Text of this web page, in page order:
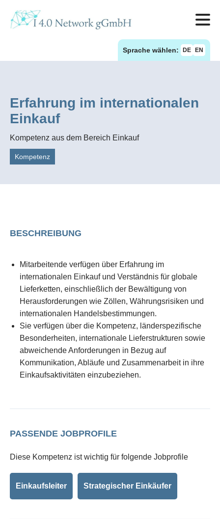
Sprache wählen: DE EN
Erfahrung im internationalen
Einkauf
Kompetenz aus dem Bereich Einkauf
Kompetenz
BESCHREIBUNG
Mitarbeitende verfügen über Erfahrung im
internationalen Einkauf und Verständnis für globale
Lieferketten, einschließlich der Bewältigung von
Herausforderungen wie Zöllen, Währungsrisiken und
internationalen Handelsbestimmungen.
Sie verfügen über die Kompetenz, länderspezifische
Besonderheiten, internationale Lieferstrukturen sowie
abweichende Anforderungen in Bezug auf
Kommunikation, Abläufe und Zusammenarbeit in ihre
Einkaufsaktivitäten einzubeziehen.
PASSENDE JOBPROFILE
Diese Kompetenz ist wichtig für folgende Jobprofile
Einkaufsleiter Strategischer Einkäufer